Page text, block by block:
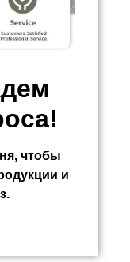
чтобы
и